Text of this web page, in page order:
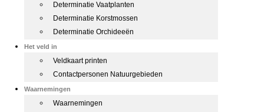
Determinatie Vaatplanten
Determinatie Korstmossen
Determinatie Orchideeën
Het veld in
Veldkaart printen
Contactpersonen Natuurgebieden
Waarnemingen
Waarnemingen